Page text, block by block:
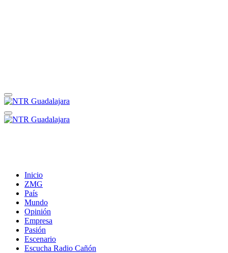
Inicio
ZMG
País
Mundo
Opinión
Empresa
Pasión
Escenario
Escucha Radio Cañón